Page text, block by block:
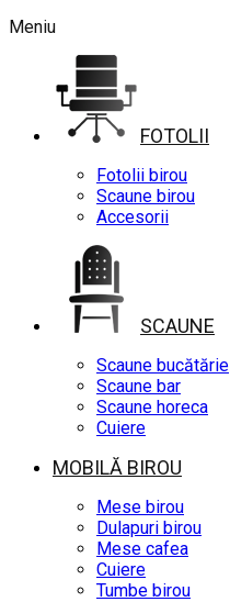
Meniu
FOTOLII
Fotolii birou
Scaune birou
Accesorii
SCAUNE
Scaune bucătărie
Scaune bar
Scaune horeca
Cuiere
MOBILĂ BIROU
Mese birou
Dulapuri birou
Mese cafea
Cuiere
Tumbe birou